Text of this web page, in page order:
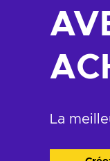
La